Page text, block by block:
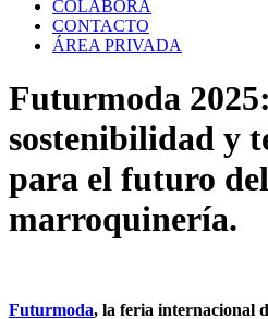
COLABORA
CONTACTO
ÁREA PRIVADA
Futurmoda
sostenibilidad y
para el futuro
marroquinería.
​Futurmoda, la feria internacional